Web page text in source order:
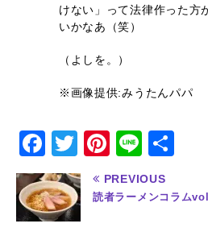
けない」って法律作った方
いかなあ（笑）
（よしを。）
※画像提供:みうたんパパ
F
a
c
e
T
w
it
te
Pi
n
te
Li
n
e
PREVIOUS
読者ラーメンコラム